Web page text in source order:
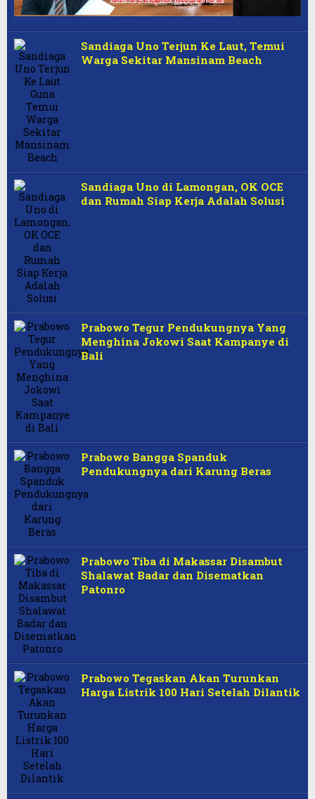
Sandiaga Uno Terjun Ke Laut, Temui
Warga Sekitar Mansinam Beach
Sandiaga Uno di Lamongan, OK OCE
dan Rumah Siap Kerja Adalah Solusi
Prabowo Tegur Pendukungnya Yang
Menghina Jokowi Saat Kampanye di
Bali
Prabowo Bangga Spanduk
Pendukungnya dari Karung Beras
Prabowo Tiba di Makassar Disambut
Shalawat Badar dan Disematkan
Patonro
Prabowo Tegaskan Akan Turunkan
Harga Listrik 100 Hari Setelah Dilantik